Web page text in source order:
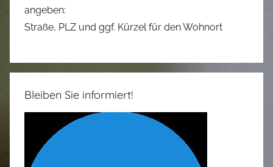
angeben:
Straße, PLZ und ggf. Kürzel für den Wohnort
Bleiben Sie informiert!